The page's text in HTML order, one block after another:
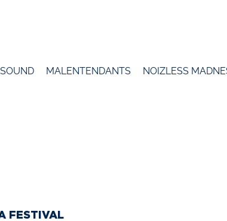
MALENTENDANTS NOIZLESS
FESTIVAL